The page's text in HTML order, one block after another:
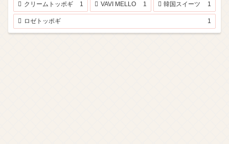
クリームトッポギ 1 VAVI MELLO 1 韓国スイーツ 1
ロゼトッポギ 1